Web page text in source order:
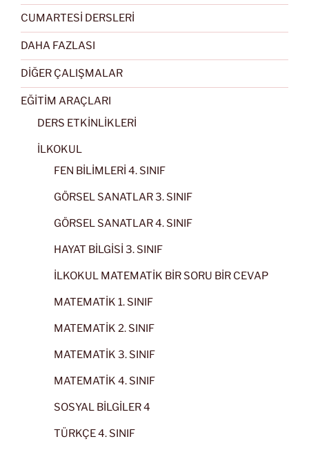
CUMARTESİ DERSLERİ
DAHA FAZLASI
DİĞER ÇALIŞMALAR
EĞİTİM ARAÇLARI
DERS ETKİNLİKLERİ
İLKOKUL
FEN BİLİMLERİ 4. SINIF
GÖRSEL SANATLAR 3. SINIF
GÖRSEL SANATLAR 4. SINIF
HAYAT BİLGİSİ 3. SINIF
İLKOKUL MATEMATİK BİR SORU BİR CEVAP
MATEMATİK 1. SINIF
MATEMATİK 2. SINIF
MATEMATİK 3. SINIF
MATEMATİK 4. SINIF
SOSYAL BİLGİLER 4
TÜRKÇE 4. SINIF